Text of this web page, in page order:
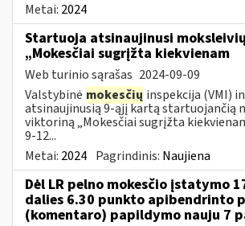
Metai: 2024
Startuoja atsinaujinusi
„Mokesčiai sugrįžta kiekvienam
Web turinio sąrašas 2024-09-09
Valstybinė mokesčių inspekcija (VMI)
atsinaujinusią 9-ąjį kartą startuojančią
viktoriną „Mokesčiai sugrįžta
9-12...
Metai: 2024 Pagrindinis: Naujiena
Dėl LR pelno mokesčio įstatymo
dalies 6.30 punkto apibendrinto
(komentaro) papildymo nauju 7